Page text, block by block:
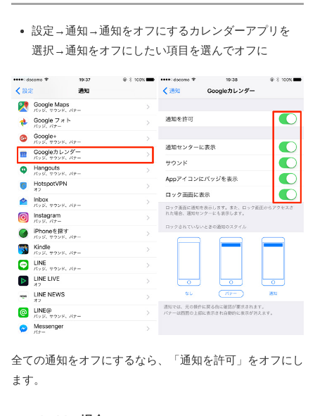
設定→通知→通知をオフにするカレンダーアプリを
選択→通知をオフにしたい項目を選んでオフに
全ての通知をオフにするなら、「通知を許可」をオフにし
ます。